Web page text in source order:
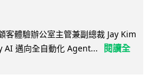
客體驗辦公室主管兼副總裁 Jay Kim
AI 邁向全自動化 Agent...
閱讀全